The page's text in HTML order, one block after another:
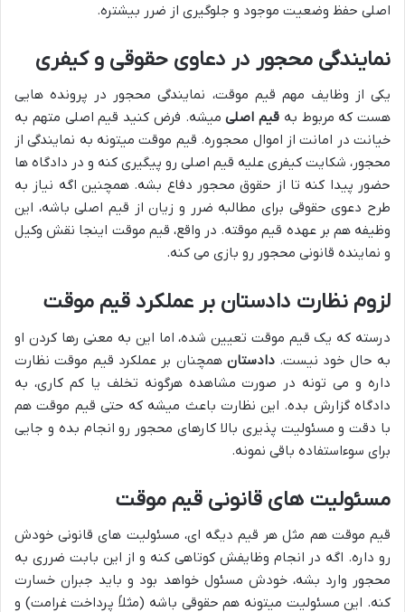
اصلی حفظ وضعیت موجود و جلوگیری از ضرر بیشتره.
نمایندگی محجور در دعاوی حقوقی و کیفری
یکی از وظایف مهم قیم موقت، نمایندگی محجور در پرونده هایی
هست که مربوط به قیم اصلیمیشه. فرض کنید قیم اصلی متهم به
خیانت در امانت از اموال محجوره. قیم موقت میتونه به نمایندگی از
محجور، شکایت کیفری علیه قیم اصلی رو پیگیری کنه و در دادگاه ها
حضور پیدا کنه تا از حقوق محجور دفاع بشه. همچنین اگه نیاز به
طرح دعوی حقوقی برای مطالبه ضرر و زیان از قیم اصلی باشه، این
وظیفه هم بر عهده قیم موقته. در واقع، قیم موقت اینجا نقش وکیل
و نماینده قانونی محجور رو بازی می کنه.
لزوم نظارت دادستان بر عملکرد قیم موقت
درسته که یک قیم موقت تعیین شده، اما این به معنی رها کردن او
به حال خود نیست.دادستان همچنان بر عملکرد قیم موقت نظارت
داره و می تونه در صورت مشاهده هرگونه تخلف یا کم کاری، به
دادگاه گزارش بده. این نظارت باعث میشه که حتی قیم موقت هم
با دقت و مسئولیت پذیری بالا کارهای محجور رو انجام بده و جایی
برای سوءاستفاده باقی نمونه.
مسئولیت های قانونی قیم موقت
قیم موقت هم مثل هر قیم دیگه ای، مسئولیت های قانونی خودش
رو داره. اگه در انجام وظایفش کوتاهی کنه و از این بابت ضرری به
محجور وارد بشه، خودش مسئول خواهد بود و باید جبران خسارت
کنه. این مسئولیت میتونه هم حقوقی باشه (مثلاً پرداخت غرامت) و